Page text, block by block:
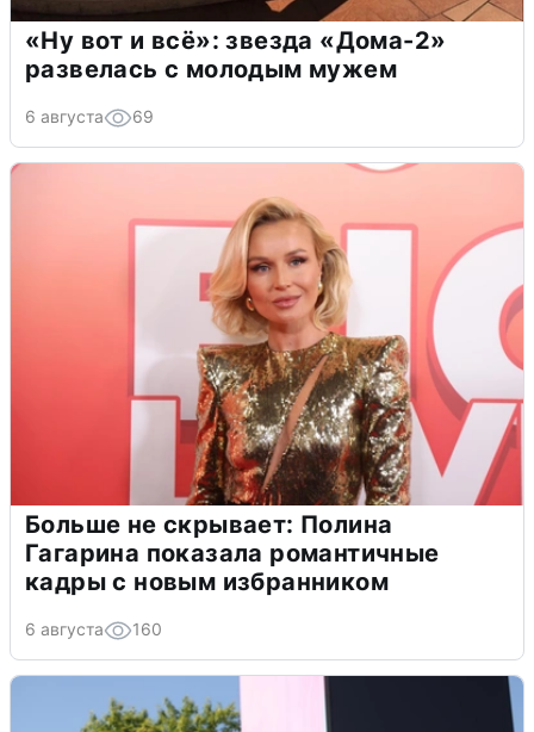
«Ну вот и всё»: звезда «Дома-2»
развелась с молодым мужем
6 августа 69
Больше не скрывает: Полина
Гагарина показала романтичные
кадры с новым избранником
6 августа 160